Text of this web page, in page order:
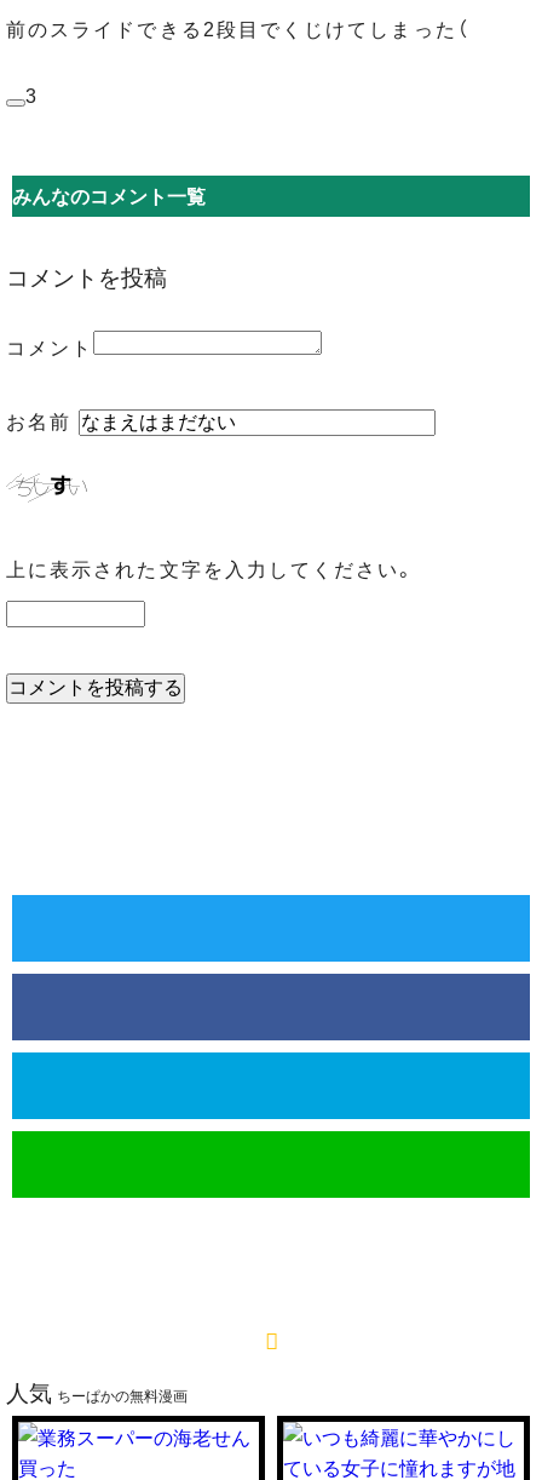
前のスライドできる2段目でくじけてしまった（
3
みんなのコメント一覧
コメントを投稿
コメント
お名前
上に表示された文字を入力してください。
人気 ちーぱかの無料漫画